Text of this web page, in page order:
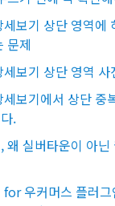
보기 상단 영역에
문제
보기 상단 영역 사
보기에서 상단 중
.
왜 실버타운이 아
우커머스 플러